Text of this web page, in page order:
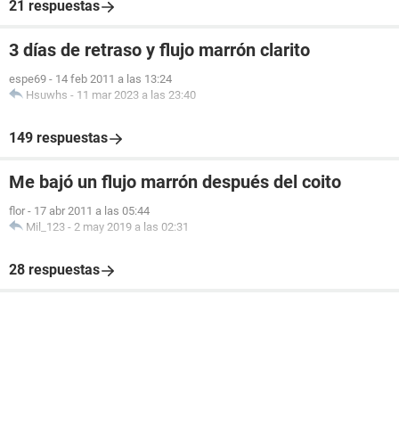
21 respuestas
3 días de retraso y flujo marrón clarito
espe69 - 14 feb 2011 a las 13:24
Hsuwhs - 11 mar 2023 a las 23:40
149 respuestas
Me bajó un flujo marrón después del coito
flor - 17 abr 2011 a las 05:44
Mil_123 - 2 may 2019 a las 02:31
28 respuestas